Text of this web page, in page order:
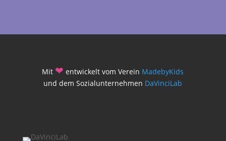
Mit ❤ entwickelt vom Verein MadebyKids
und dem Sozialunternehmen DaVinciLab